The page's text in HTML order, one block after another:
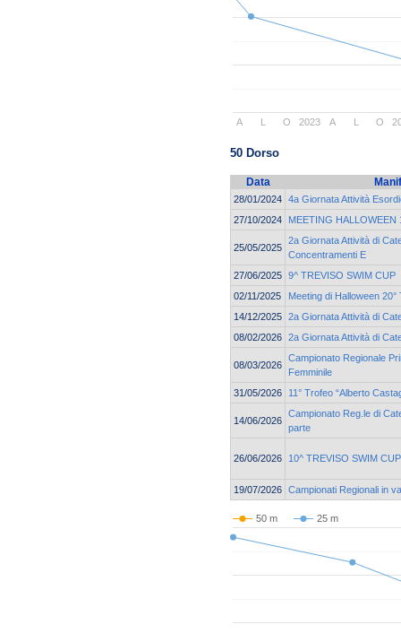
2023
A O A O
50 Dorso
Data
28/01/2024 4a Giornata Attività
27/10/2024
MEETING HALLOWEEN
25/05/2025
2a Giornata Attività di
Concentramenti E
27/06/2025 9^ TREVISO SWIM CUP
02/11/2025
Meeting di Halloween
14/12/2025 2a Giornata Attività di
08/02/2026 2a Giornata Attività di
08/03/2026
Campionato Regionale
Femminile
31/05/2026
11° Trofeo “Alberto
14/06/2026
Campionato Reg.le di
parte
26/06/2026 10^ TREVISO SWIM CUP
19/07/2026 Campionati Regionali in
50 m 25 m